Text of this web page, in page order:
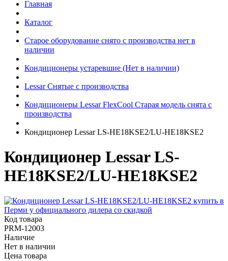
Главная
Каталог
Старое оборудование снято с производства нет в
наличии
Кондиционеры устаревшие (Нет в наличии)
Lessar Снятые с производства
Кондиционеры Lessar FlexCool Старая модель снята с
производства
Кондиционер Lessar LS-HE18KSE2/LU-HE18KSE2
Кондиционер Lessar LS-
HE18KSE2/LU-HE18KSE2
Код товара
PRM-12003
Наличие
Нет в наличии
Цена товара